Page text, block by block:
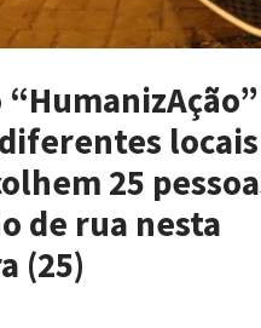
“HumanizAção”
25
de rua nesta
(25)